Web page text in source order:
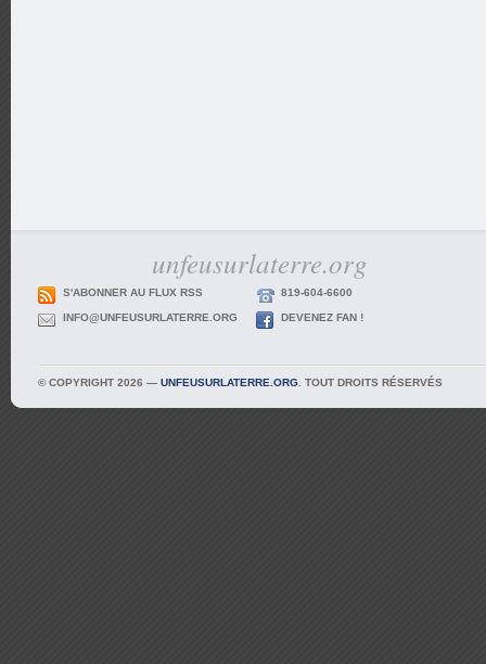
unfeusurlaterre.org
S'ABONNER AU FLUX RSS 819-604-6600
INFO@UNFEUSURLATERRE.ORG DEVENEZ FAN !
© COPYRIGHT 2026 — UNFEUSURLATERRE.ORG . TOUT DROITS RÉSERVÉS